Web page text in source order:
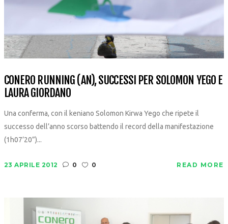
CONERO RUNNING (AN), SUCCESSI PER SOLOMON YEGO E
LAURA GIORDANO
Una conferma, con il keniano Solomon Kirwa Yego che ripete il
successo dell’anno scorso battendo il record della manifestazione
(1h07’20”)...
23 APRILE 2012 0 0 READ MORE